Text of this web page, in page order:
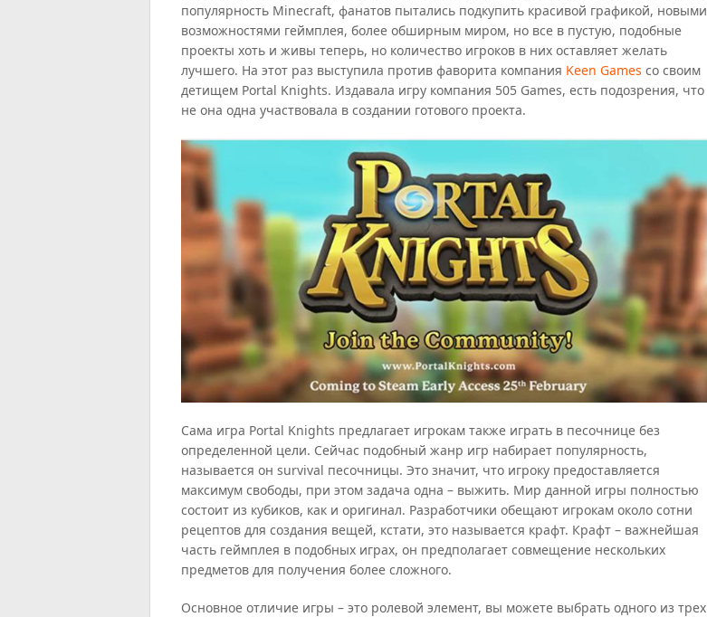
популярность Minecraft, фанатов пытались подкупить красивой графикой, новыми
возможностями геймплея, более обширным миром, но все в пустую, подобные
проекты хоть и живы теперь, но количество игроков в них оставляет желать
лучшего. На этот раз выступила против фаворита компания Keen Games со своим
детищем Portal Knights. Издавала игру компания 505 Games, есть подозрения, что
не она одна участвовала в создании готового проекта.
Сама игра Portal Knights предлагает игрокам также играть в песочнице без
определенной цели. Сейчас подобный жанр игр набирает популярность,
называется он survival песочницы. Это значит, что игроку предоставляется
максимум свободы, при этом задача одна – выжить. Мир данной игры полностью
состоит из кубиков, как и оригинал. Разработчики обещают игрокам около сотни
рецептов для создания вещей, кстати, это называется крафт. Крафт – важнейшая
часть геймплея в подобных играх, он предполагает совмещение нескольких
предметов для получения более сложного.
Основное отличие игры – это ролевой элемент, вы можете выбрать одного из трех